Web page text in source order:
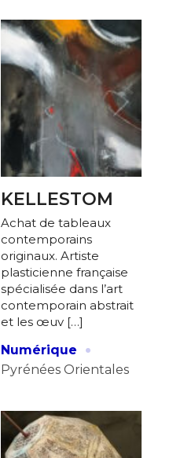
KELLESTOM
Achat de tableaux
contemporains
originaux. Artiste
plasticienne française
spécialisée dans l’art
contemporain abstrait
et les œuv […]
Numérique
·
Pyrénées Orientales